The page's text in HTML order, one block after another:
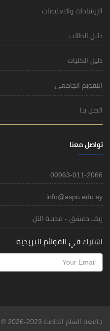
الإرشادات والتعليمات
دليل الطالب
دليل الكليات
التقويم الجامعي
اتصل بنا
تواصل معنا
00963-011-2066
info@aspu.edu.sy
ريف دمشق - مدينة التل
اشترك في القوائم البريدية
جامعة الشام الخاصة 2023-2026 © جميع الحقوق محفوظة